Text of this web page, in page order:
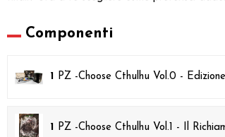
Componenti
1 PZ -Choose Cthulhu Vol.0 -
1 PZ -Choose Cthulhu Vol.1 - Il